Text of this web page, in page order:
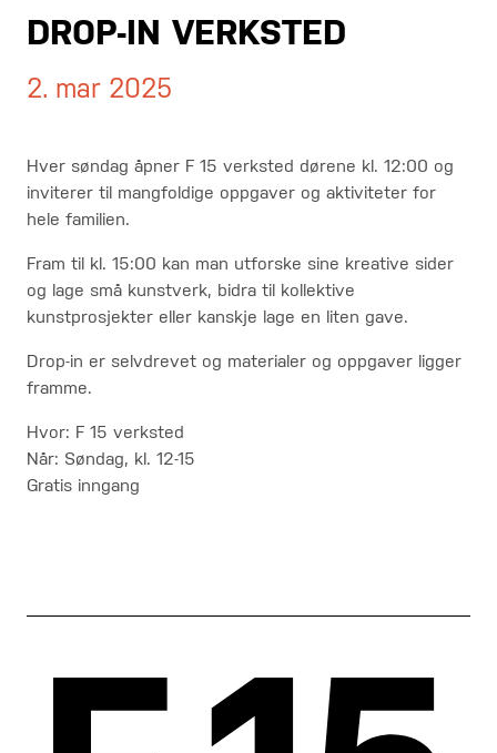
DROP-IN VERKSTED
2. mar 2025
Hver søndag åpner F 15 verksted dørene kl. 12:00 og
inviterer til mangfoldige oppgaver og aktiviteter for
hele familien.
Fram til kl. 15:00 kan man utforske sine kreative sider
og lage små kunstverk, bidra til kollektive
kunstprosjekter eller kanskje lage en liten gave.
Drop-in er selvdrevet og materialer og oppgaver ligger
framme.
Hvor: F 15 verksted
Når: Søndag, kl. 12-15
Gratis inngang